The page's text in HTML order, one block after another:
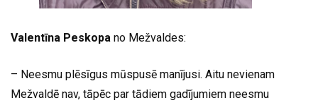
Valentīna Peskopa no Mežvaldes:
– Neesmu plēsīgus mūspusē manījusi. Aitu nevienam
Mežvaldē nav, tāpēc par tādiem gadījumiem neesmu